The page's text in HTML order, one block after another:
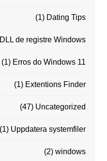
Dating Tips
(1)
DLL de registre Windows
Erros do Windows 11
(1)
Extentions Finder
(1)
Uncategorized
(47)
Uppdatera systemfiler
(1)
windows
(2)